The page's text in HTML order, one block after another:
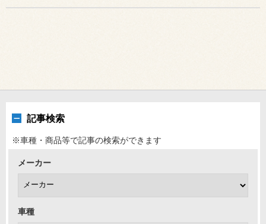
記事検索
※車種・商品等で記事の検索ができます
メーカー
車種